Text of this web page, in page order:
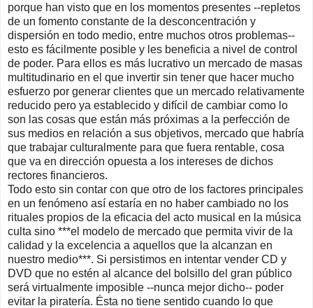
porque han visto que en los momentos presentes --repletos
de un fomento constante de la desconcentración y
dispersión en todo medio, entre muchos otros problemas--
esto es fácilmente posible y les beneficia a nivel de control
de poder. Para ellos es más lucrativo un mercado de masas
multitudinario en el que invertir sin tener que hacer mucho
esfuerzo por generar clientes que un mercado relativamente
reducido pero ya establecido y difícil de cambiar como lo
son las cosas que están más próximas a la perfección de
sus medios en relación a sus objetivos, mercado que habría
que trabajar culturalmente para que fuera rentable, cosa
que va en dirección opuesta a los intereses de dichos
rectores financieros.
Todo esto sin contar con que otro de los factores principales
en un fenómeno así estaría en no haber cambiado no los
rituales propios de la eficacia del acto musical en la música
culta sino ***el modelo de mercado que permita vivir de la
calidad y la excelencia a aquellos que la alcanzan en
nuestro medio***. Si persistimos en intentar vender CD y
DVD que no estén al alcance del bolsillo del gran público
será virtualmente imposible --nunca mejor dicho-- poder
evitar la piratería. Ésta no tiene sentido cuando lo que